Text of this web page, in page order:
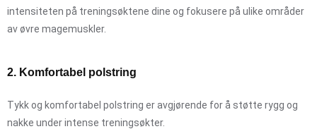
intensiteten på treningsøktene dine og fokusere på ulike områder
av øvre magemuskler.
2. Komfortabel polstring
Tykk og komfortabel polstring er avgjørende for å støtte rygg og
nakke under intense treningsøkter.